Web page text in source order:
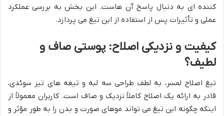
کننده ای به دنبال پاسخ آن هاست. این بخش به بررسی عملکرد
عملی و تأثیرات پس از استفاده از این تیغ می پردازد.
کیفیت و نزدیکی اصلاح: پوستی صاف و
لطیف؟
تیغ اصلاح لمسر، به لطف طراحی سه لبه و تیغه های تیز سوئدی،
قادر به ارائه یک اصلاح کاملاً نزدیک و صاف است. کاربران معمولاً از
اینکه چگونه این تیغ می تواند موهای صورت و بدن را به طور مؤثر و